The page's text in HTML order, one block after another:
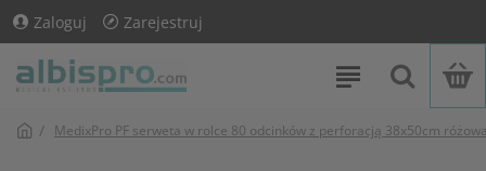
Zaloguj Zarejestruj
MedixPro PF serweta w rolce 80 odcinków z perforacją 38x50cm